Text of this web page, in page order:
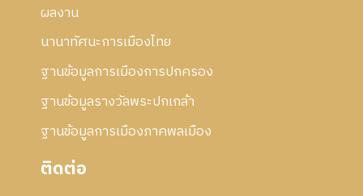
ผลงาน
นานาทัศนะการเมืองไทย
ฐานข้อมูลการเมืองการปกครอง
ฐานข้อมูลรางวัลพระปกเกล้า
ฐานข้อมูลการเมืองภาคพลเมือง
ติดต่อ